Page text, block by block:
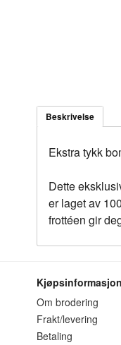
Beskrivelse
Ekstra tykk
Dette
er laget av
frottéen gir
Kjøpsinformasjon
Om brodering
Frakt/levering
Betaling